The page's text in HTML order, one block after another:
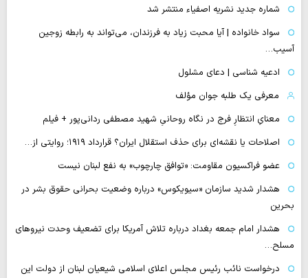
شماره جدید نشریه اصفیاء منتشر شد
سواد خانواده | آیا محبت زیاد به فرزندان، می‌تواند به رابطه زوجین
آسیب…
ادعیه شناسی | دعای مشلول
معرفی یک طلبه جوان مؤلف
معنایِ انتظارِ فرج در نگاه روحانیِ شهید مصطفی ردانی‌پور + فیلم
اصلاحات یا نقشه‌ای برای حذف استقلال ایران؟ قرارداد ۱۹۱۹؛ روایتی از…
عضو فراکسیون مقاومت: «توافق چارچوب» به نفع لبنان نیست
هشدار شدید سازمان «سیویکوس» درباره وضعیت بحرانی حقوق بشر در
بحرین
هشدار امام جمعه بغداد درباره تلاش آمریکا برای تضعیف وحدت نیروهای
مسلح…
درخواست نائب رئیس مجلس اعلای اسلامی شیعیان لبنان از دولت این